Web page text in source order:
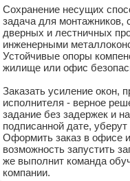
Сохранение несущих
задача для монтажников,
дверных и лестничных
инженерными
Устойчивые опоры
жилище или офис
Заказать усиление окон,
исполнителя - верное
задание без задержек и
подписанной дате,
Оформить заказ в офисе
возможность запустить
же выполнит команда
компании.